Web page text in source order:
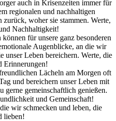
auch in Krisenzeiten immer für
regionalen und nachhaltigen
woher sie stammen. Werte,
Nachhaltigkeit!
für unsere ganz besonderen
Augenblicke, an die wir
unser Leben bereichern. Werte, die
Erinnerungen!
Lächeln am Morgen oft
und bereichern unser Leben mit
gerne gemeinschaftlich genießen.
und Gemeinschaft!
wir schmecken und leben, die
lieben!